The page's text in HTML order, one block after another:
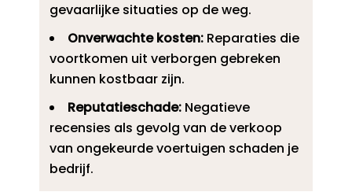
gevaarlijke situaties op de weg.​
Onverwachte kosten:Reparaties die
voortkomen uit verborgen gebreken
kunnen kostbaar zijn.​
Reputatieschade:Negatieve
recensies als gevolg van de verkoop
van ongekeurde voertuigen schaden je
bedrijf.​